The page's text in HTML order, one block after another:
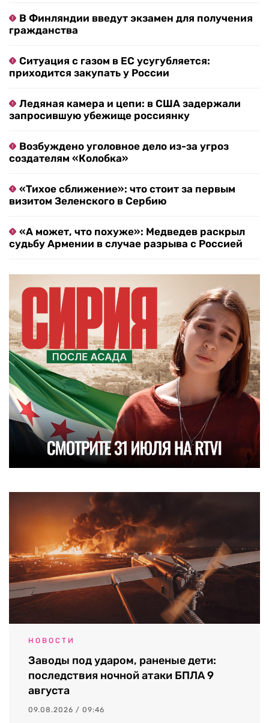
В Финляндии введут экзамен для получения
гражданства
Ситуация с газом в ЕС усугубляется:
приходится закупать у России
Ледяная камера и цепи: в США задержали
запросившую убежище россиянку
Возбуждено уголовное дело из-за угроз
создателям «Колобка»
«Тихое сближение»: что стоит за первым
визитом Зеленского в Сербию
«А может, что похуже»: Медведев раскрыл
судьбу Армении в случае разрыва с Россией
НОВОСТИ
Заводы под ударом, раненые дети:
последствия ночной атаки БПЛА 9
августа
09.08.2026 / 09:46